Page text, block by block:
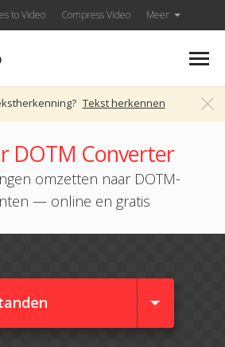
to Video Compress Video Meer
Tekst herkennen
DOTM Converter
omzetten naar DOTM-
— online en gratis